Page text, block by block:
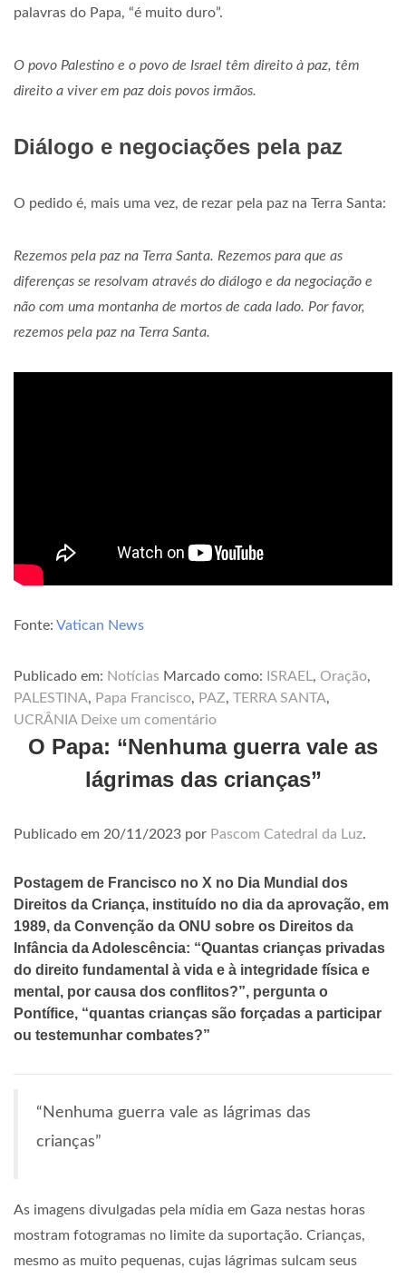
palavras do Papa, “é muito duro”.
O povo Palestino e o povo de Israel têm direito à paz, têm
direito a viver em paz dois povos irmãos.
Diálogo e negociações pela paz
O pedido é, mais uma vez, de rezar pela paz na Terra Santa:
Rezemos pela paz na Terra Santa. Rezemos para que as
diferenças se resolvam através do diálogo e da negociação e
não com uma montanha de mortos de cada lado. Por favor,
rezemos pela paz na Terra Santa.
Fonte: Vatican News
Publicado em: Notícias Marcado como: ISRAEL, Oração,
PALESTINA, Papa Francisco, PAZ, TERRA SANTA,
UCRÂNIA Deixe um comentário
O Papa: “Nenhuma guerra vale as
lágrimas das crianças”
Publicado em 20/11/2023 por Pascom Catedral da Luz.
Postagem de Francisco no X no Dia Mundial dos
Direitos da Criança, instituído no dia da aprovação, em
1989, da Convenção da ONU sobre os Direitos da
Infância da Adolescência: “Quantas crianças privadas
do direito fundamental à vida e à integridade física e
mental, por causa dos conflitos?”, pergunta o
Pontífice, “quantas crianças são forçadas a participar
ou testemunhar combates?”
“Nenhuma guerra vale as lágrimas das
crianças”
As imagens divulgadas pela mídia em Gaza nestas horas
mostram fotogramas no limite da suportação. Crianças,
mesmo as muito pequenas, cujas lágrimas sulcam seus